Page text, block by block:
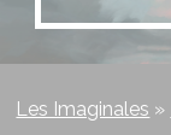
Les Imaginales »